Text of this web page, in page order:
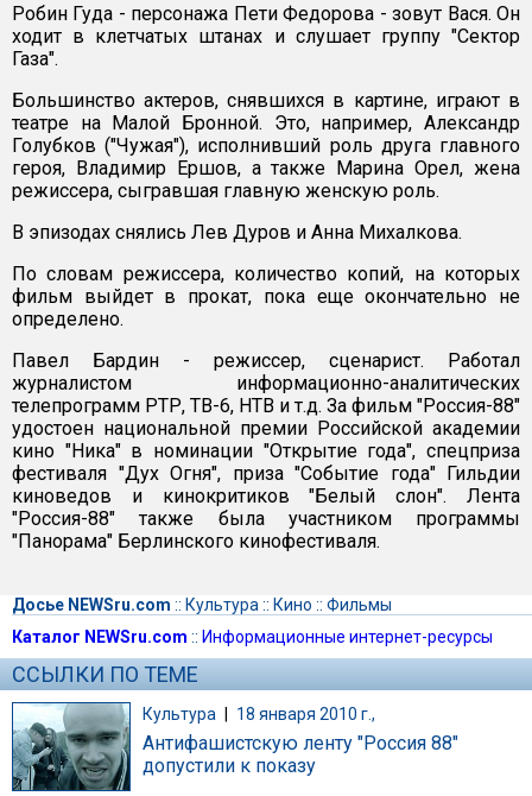
Робин Гуда - персонажа Пети Федорова - зовут Вася. Он
ходит в клетчатых штанах и слушает группу "Сектор
Газа".
Большинство актеров, снявшихся в картине, играют в
театре на Малой Бронной. Это, например, Александр
Голубков ("Чужая"), исполнивший роль друга главного
героя, Владимир Ершов, а также Марина Орел, жена
режиссера, сыгравшая главную женскую роль.
В эпизодах снялись Лев Дуров и Анна Михалкова.
По словам режиссера, количество копий, на которых
фильм выйдет в прокат, пока еще окончательно не
определено.
Павел Бардин - режиссер, сценарист. Работал
журналистом информационно-аналитических
телепрограмм РТР, ТВ-6, НТВ и т.д. За фильм "Россия-88"
удостоен национальной премии Российской академии
кино "Ника" в номинации "Открытие года", спецприза
фестиваля "Дух Огня", приза "Событие года" Гильдии
киноведов и кинокритиков "Белый слон". Лента
"Россия-88" также была участником программы
"Панорама" Берлинского кинофестиваля.
Досье NEWSru.com :: Культура :: Кино :: Фильмы
Каталог NEWSru.com :: Информационные интернет-ресурсы
ССЫЛКИ ПО ТЕМЕ
Культура | 18 января 2010 г.,
Антифашистскую ленту "Россия 88"
допустили к показу